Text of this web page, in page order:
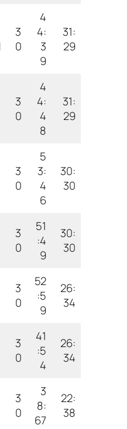
3
0
4
4:
3
9
31:
29
3
0
4
4:
4
8
31:
29
3
0
5
3:
4
6
30:
30
3
0
51
:4
9
30:
30
3
0
52
:5
9
26:
34
3
0
41
:5
4
26:
34
3
0
3
8:
67
22:
38